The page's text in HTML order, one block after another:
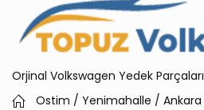
Orjinal Volkswagen Yedek Parçaları
Ostim / Yenimahalle / Ankara